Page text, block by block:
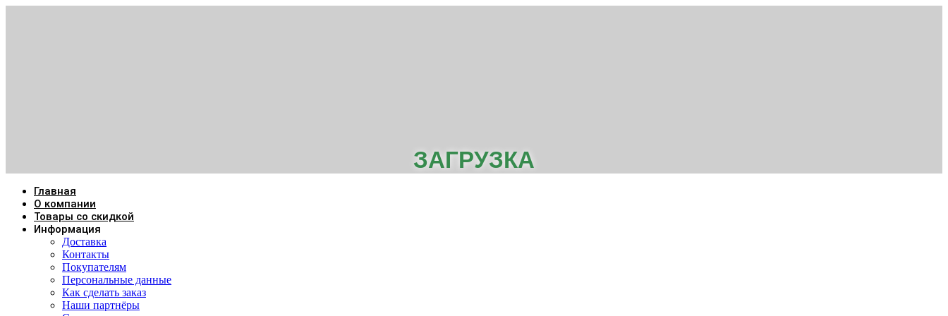
ЗАГРУЗКА
Главная
О компании
Товары со скидкой
Информация
Доставка
Контакты
Покупателям
Персональные данные
Как сделать заказ
Наши партнёры